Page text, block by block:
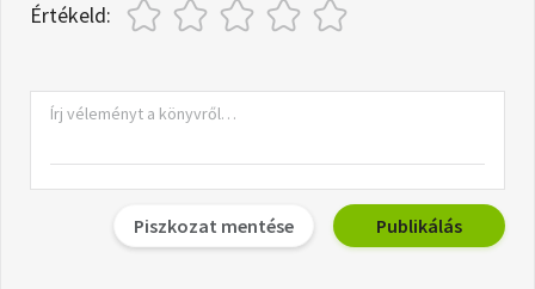
Értékeld:
Piszkozat mentése Publikálás